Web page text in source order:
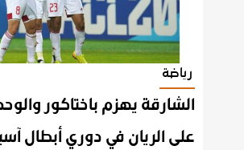
رياضة
الشارقة يهزم باختاكور
على الريان في دوري أبطال